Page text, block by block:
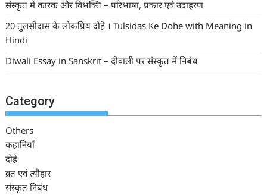
संस्कृत में कारक और विभक्ति – परिभाषा, प्रकार एवं उदाहरण
20 तुलसीदास के लोकप्रिय दोहे । Tulsidas Ke Dohe with Meaning in
Hindi
Diwali Essay in Sanskrit – दीवाली पर संस्कृत में निबंध
Category
Others
कहानियाँ
दोहे
व्रत एवं त्यौहार
संस्कृत निबंध